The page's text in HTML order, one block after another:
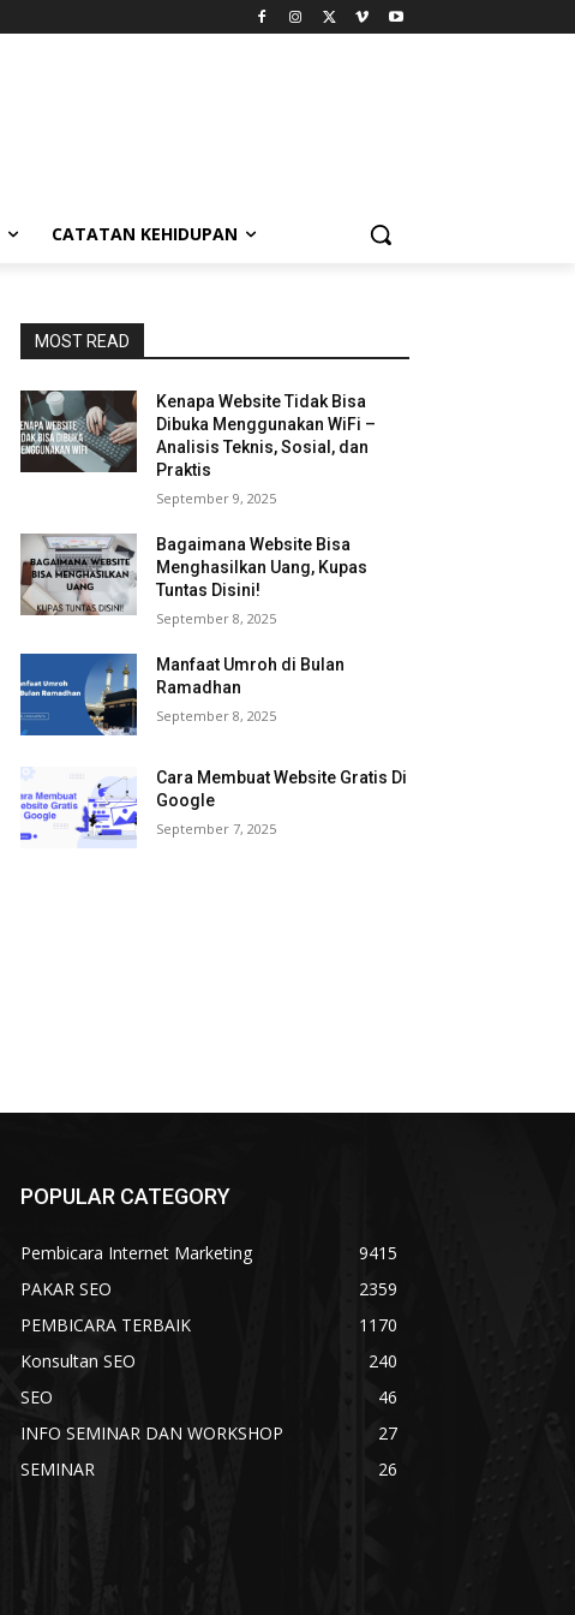
CATATAN KEHIDUPAN
MOST READ
Kenapa Website Tidak Bisa
Dibuka Menggunakan WiFi –
Analisis Teknis, Sosial, dan
Praktis
September 9, 2025
Bagaimana Website Bisa
Menghasilkan Uang, Kupas
Tuntas Disini!
September 8, 2025
Manfaat Umroh di Bulan
Ramadhan
September 8, 2025
Cara Membuat Website Gratis Di
Google
September 7, 2025
POPULAR CATEGORY
Pembicara Internet Marketing
9415
PAKAR SEO
2359
PEMBICARA TERBAIK
1170
Konsultan SEO
240
SEO
46
INFO SEMINAR DAN WORKSHOP
27
SEMINAR
26